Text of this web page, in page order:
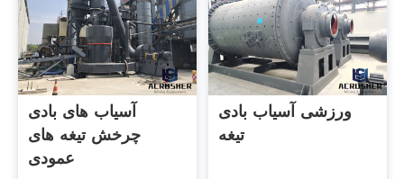
آسیاب های بادی
چرخش تیغه های
عمودی
ورزشی آسیاب بادی
تیغه